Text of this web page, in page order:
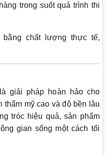
trong suốt quá trình thi
chất lượng thực tế,
giải pháp hoàn hảo cho
thẩm mỹ cao và độ bền lâu
tróc hiệu quả, sản phẩm
gian sống một cách tối